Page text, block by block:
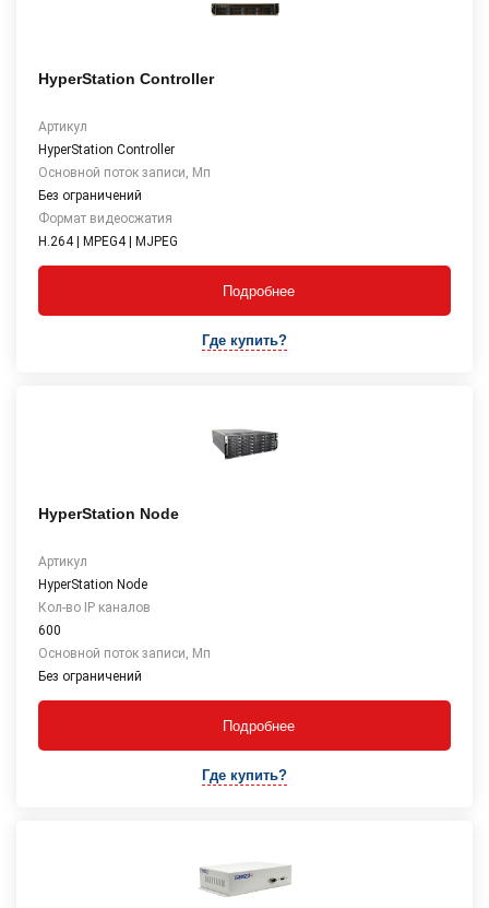
HyperStation Controller
Артикул
HyperStation Controller
Основной поток записи, Мп
Без ограничений
Формат видеосжатия
H.264 | MPEG4 | MJPEG
Подробнее
Где купить?
HyperStation Node
Артикул
HyperStation Node
Кол-во IP каналов
600
Основной поток записи, Мп
Без ограничений
Подробнее
Где купить?